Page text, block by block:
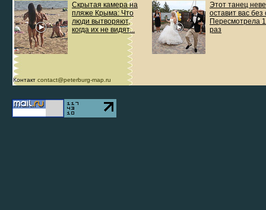
Скрытая камера на
пляже Крыма: Что
люди вытворяют,
когда их не видят...
Этот танец
оставит вас без
Пересмотрела
раз
Контакт contact@peterburg-map.ru